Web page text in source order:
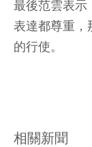
最後范雲表示
表達都尊重，
的行使。
相關新聞